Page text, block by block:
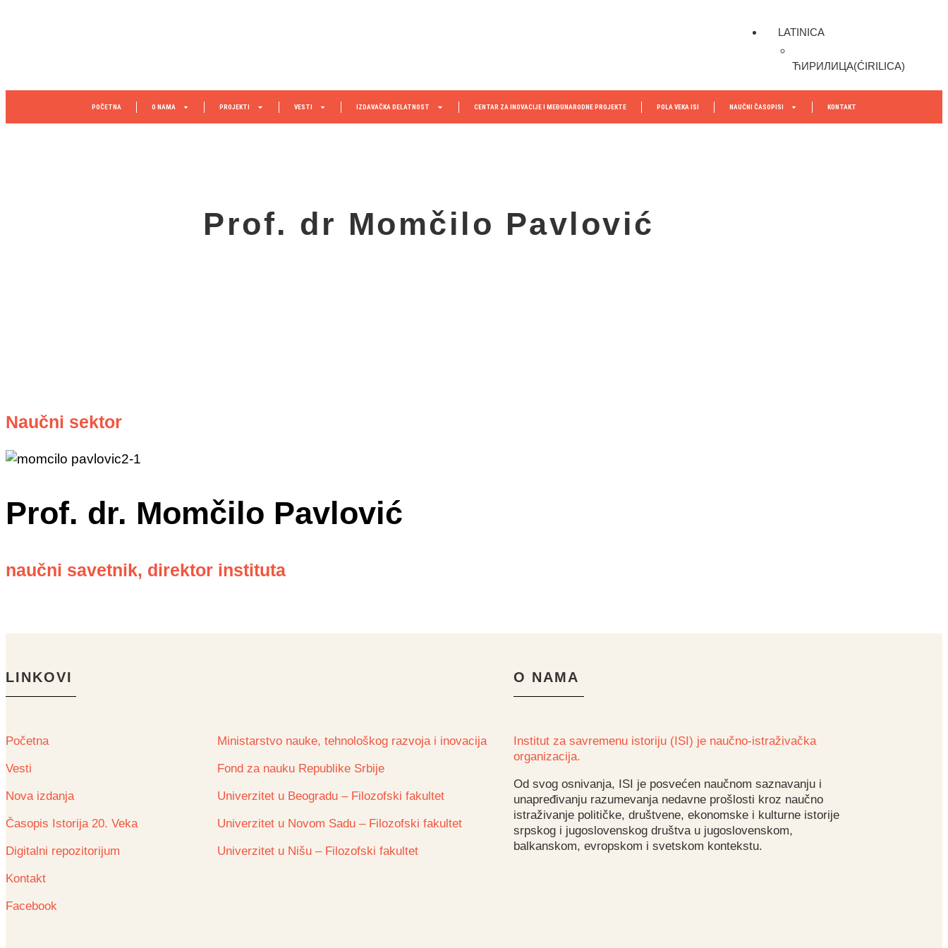
LATINICA
ЋИРИЛИЦА(ĆIRILICA)
POČETNA O NAMA PROJEKTI VESTI IZDAVAČKA DELATNOST CENTAR ZA INOVACIJE I MEĐUNARODNE PROJEKTE POLA VEKA ISI NAUČNI ČASOPISI KONTAKT
Prof. dr Momčilo Pavlović
Naučni sektor
Prof. dr. Momčilo Pavlović
naučni savetnik, direktor instituta
LINKOVI
Početna
Vesti
Nova izdanja
Časopis Istorija 20. Veka
Digitalni repozitorijum
Kontakt
Facebook
Ministarstvo nauke, tehnološkog razvoja i inovacija
Fond za nauku Republike Srbije
Univerzitet u Beogradu – Filozofski fakultet
Univerzitet u Novom Sadu – Filozofski fakultet
Univerzitet u Nišu – Filozofski fakultet
O NAMA
Institut za savremenu istoriju (ISI) je naučno-istraživačka
organizacija.
Od svog osnivanja, ISI je posvećen naučnom saznavanju i
unapređivanju razumevanja nedavne prošlosti kroz naučno
istraživanje političke, društvene, ekonomske i kulturne istorije
srpskog i jugoslovenskog društva u jugoslovenskom,
balkanskom, evropskom i svetskom kontekstu.